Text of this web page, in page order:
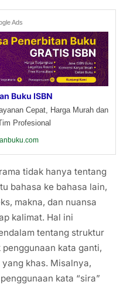
Ads
Buku ISBN
Cepat, Harga Murah dan
Profesional
tidak hanya tentang
bahasa ke bahasa lain,
makna, dan nuansa
kalimat. Hal ini
tentang struktur
kata ganti,
khas. Misalnya,
kata “sira”